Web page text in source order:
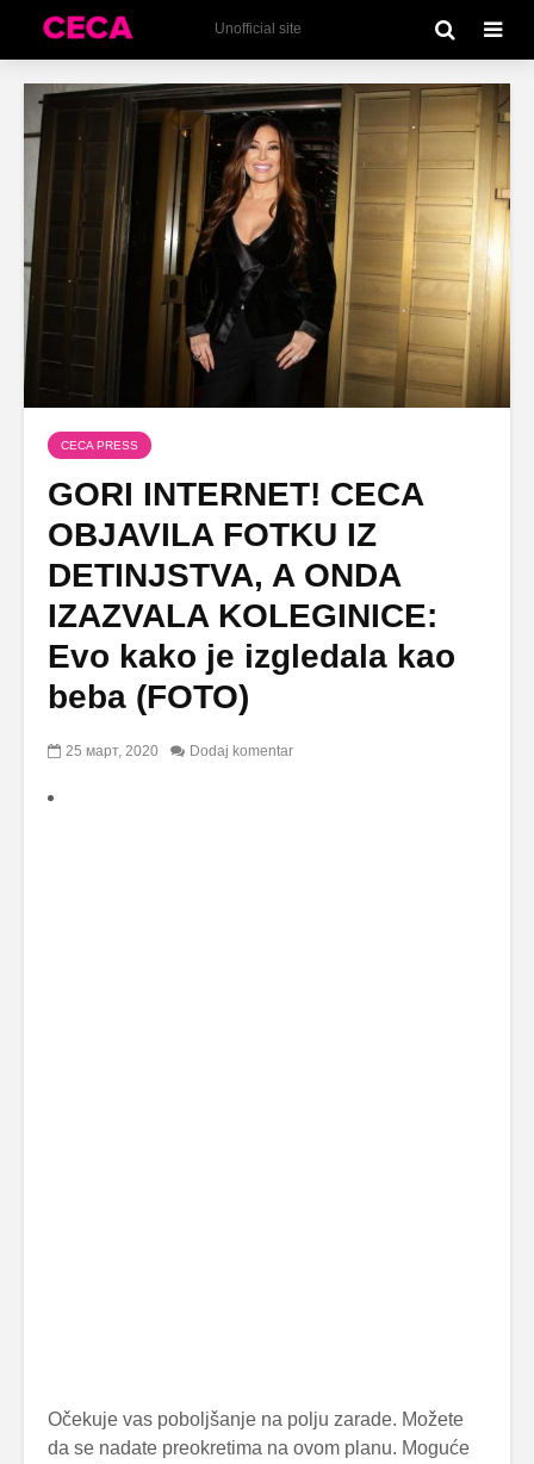
Unofficial site
CECA PRESS
GORI INTERNET! CECA
OBJAVILA FOTKU IZ
DETINJSTVA, A ONDA
IZAZVALA KOLEGINICE:
Evo kako je izgledala kao
beba (FOTO)
25 март, 2020 Dodaj komentar
Očekuje vas poboljšanje na polju zarade. Možete
da se nadate preokretima na ovom planu. Moguće